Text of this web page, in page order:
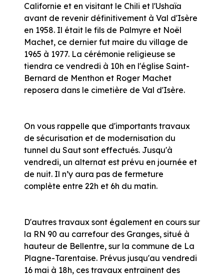
Californie et en visitant le Chili et l'Ushaïa
avant de revenir définitivement à Val d'Isère
en 1958. Il était le fils de Palmyre et Noël
Machet, ce dernier fut maire du village de
1965 à 1977. La cérémonie religieuse se
tiendra ce vendredi à 10h en l'église Saint-
Bernard de Menthon et Roger Machet
reposera dans le cimetière de Val d'Isère.
On vous rappelle que d'importants travaux
de sécurisation et de modernisation du
tunnel du Saut sont effectués. Jusqu'à
vendredi, un alternat est prévu en journée et
de nuit. Il n’y aura pas de fermeture
complète entre 22h et 6h du matin.
D'autres travaux sont également en cours sur
la RN 90 au carrefour des Granges, situé à
hauteur de Bellentre, sur la commune de La
Plagne-Tarentaise. Prévus jusqu'au vendredi
16 mai à 18h, ces travaux entraînent des